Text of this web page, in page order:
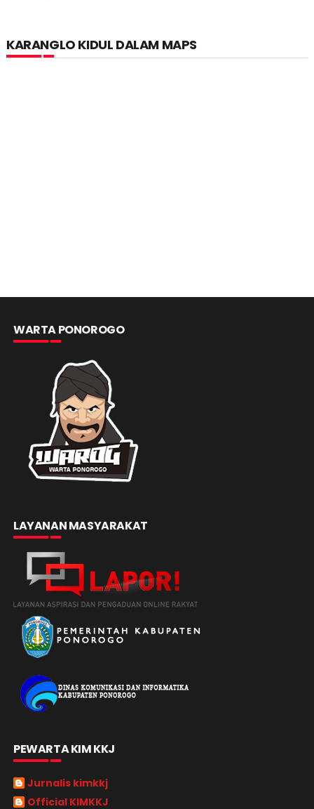
KARANGLO KIDUL DALAM MAPS
WARTA PONOROGO
LAYANAN MASYARAKAT
PEWARTA KIM KKJ
Jurnalis kimkkj
Official KIMKKJ